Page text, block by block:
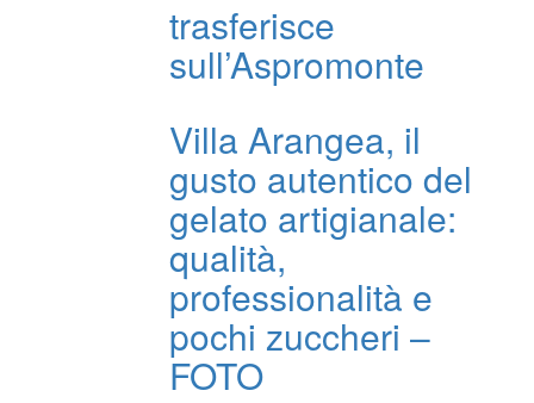
trasferisce
sull’Aspromonte
Villa Arangea, il
gusto autentico del
gelato artigianale:
qualità,
professionalità e
pochi zuccheri –
FOTO